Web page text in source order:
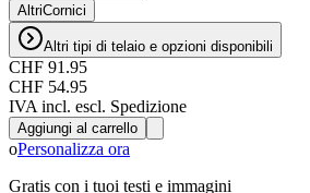
AltriCornici
Altri tipi di telaio e opzioni disponibili
CHF 91.95
CHF 54.95
IVA incl. escl. Spedizione
Aggiungi al carrello
oPersonalizza ora
Gratis con i tuoi testi e immagini